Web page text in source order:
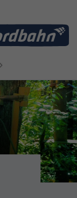
"Blog" anzeigen